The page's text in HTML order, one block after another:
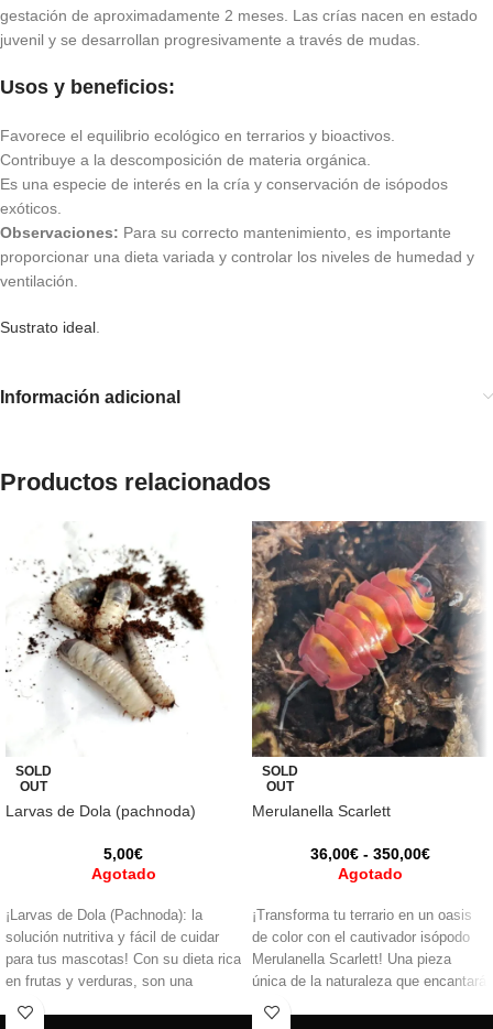
gestación de aproximadamente 2 meses. Las crías nacen en estado
juvenil y se desarrollan progresivamente a través de mudas.
Usos y beneficios:
Favorece el equilibrio ecológico en terrarios y bioactivos.
Contribuye a la descomposición de materia orgánica.
Es una especie de interés en la cría y conservación de isópodos
exóticos.
Observaciones: Para su correcto mantenimiento, es importante
proporcionar una dieta variada y controlar los niveles de humedad y
ventilación.
Sustrato ideal
Información adicional
Productos relacionados
SOLD
OUT
Larvas de Dola (pachnoda)
5,00€
Agotado
¡Larvas de Dola (Pachnoda): la
solución nutritiva y fácil de cuidar
para tus mascotas! Con su dieta rica
en frutas y verduras, son una
excelente fuente de proteínas y
SOLD
OUT
Merulanella Scarlett
36,00€ - 350,00€
Agotado
¡Transforma tu terrario en un oasis
de color con el cautivador isópodo
Merulanella Scarlett! Una pieza
única de la naturaleza que encantará
a todos los observadores.